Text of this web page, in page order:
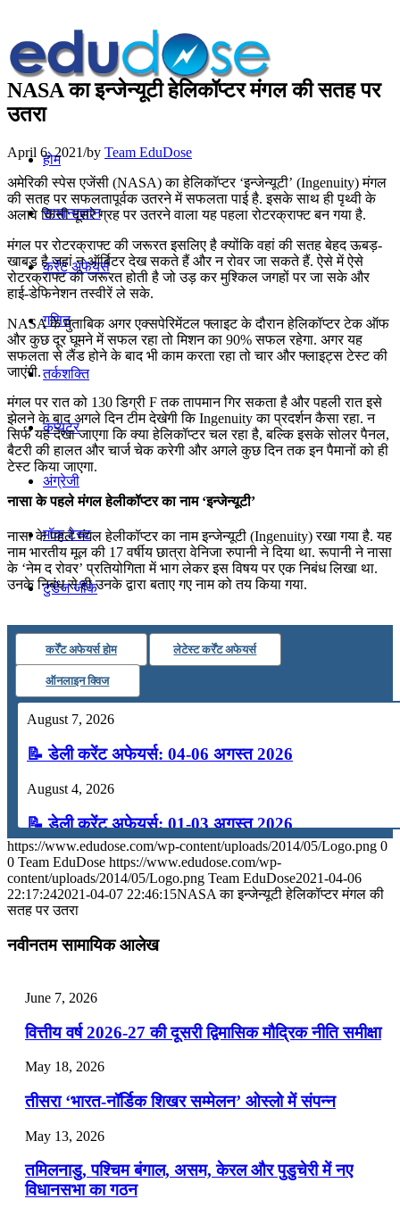
होम
सामान्यज्ञान
करेंट अफेयर्स
गणित
तर्कशक्ति
कंप्यूटर
अंग्रेजी
मॉक टेस्ट
टुडेज जीके
Menu Menu
NASA का इन्जेन्यूटी हेलिकॉप्टर मंगल की सतह पर
उतरा
April 6, 2021/by Team EduDose
अमेरिकी स्पेस एजेंसी (NASA) का हेलिकॉप्टर ‘इन्जेन्यूटी’ (Ingenuity) मंगल
की सतह पर सफलतापूर्वक उतरने में सफलता पाई है. इसके साथ ही पृथ्वी के
अलावे किसी दूसरे ग्रह पर उतरने वाला यह पहला रोटरक्राफ्ट बन गया है.
मंगल पर रोटरक्राफ्ट की जरूरत इसलिए है क्योंकि वहां की सतह बेहद ऊबड़-
खाबड़ है जहां न ऑर्बिटर देख सकते हैं और न रोवर जा सकते हैं. ऐसे में ऐसे
रोटरक्राफ्ट की जरूरत होती है जो उड़ कर मुश्किल जगहों पर जा सके और
हाई-डेफिनेशन तस्वीरें ले सके.
NASA के मुताबिक अगर एक्सपेरिमेंटल फ्लाइट के दौरान हेलिकॉप्टर टेक ऑफ
और कुछ दूर घूमने में सफल रहा तो मिशन का 90% सफल रहेगा. अगर यह
सफलता से लैंड होने के बाद भी काम करता रहा तो चार और फ्लाइट्स टेस्ट की
जाएंगी.
मंगल पर रात को 130 डिग्री F तक तापमान गिर सकता है और पहली रात इसे
झेलने के बाद अगले दिन टीम देखेगी कि Ingenuity का प्रदर्शन कैसा रहा. न
सिर्फ यह देखा जाएगा कि क्या हेलिकॉप्टर चल रहा है, बल्कि इसके सोलर पैनल,
बैटरी की हालत और चार्ज चेक करेगी और अगले कुछ दिन तक इन पैमानों को ही
टेस्ट किया जाएगा.
नासा के पहले मंगल हेलीकॉप्टर का नाम ‘इन्जेन्यूटी’
नासा के पहले मंगल हेलीकॉप्टर का नाम इन्जेन्यूटी (Ingenuity) रखा गया है. यह
नाम भारतीय मूल की 17 वर्षीय छात्रा वेनिजा रुपानी ने दिया था. रूपानी ने नासा
के ‘नेम द रोवर’ प्रतियोगिता में भाग लेकर इस विषय पर एक निबंध लिखा था.
उनके निबंध से ही उनके द्वारा बताए गए नाम को तय किया गया.
कर्रेंट अफेयर्स होम लेटेस्ट कर्रेंट अफेयर्स
ऑनलाइन क्विज
August 7, 2026
📝 डेली करेंट अफेयर्स: 04-06 अगस्त 2026
August 4, 2026
📝 डेली करेंट अफेयर्स: 01-03 अगस्त 2026
July 31, 2026
📝 डेली करेंट अफेयर्स: 28-31 जुलाई 2026
July 25, 2026
📝 डेली करेंट अफेयर्स: 22-24 जुलाई 2026
July 22, 2026
📝 डेली करेंट अफेयर्स: 19-21 जुलाई 2026
July 19, 2026
📝 डेली करेंट अफेयर्स: 16-18 जुलाई 2026
https://www.edudose.com/wp-content/uploads/2014/05/Logo.png 0
0 Team EduDose https://www.edudose.com/wp-
content/uploads/2014/05/Logo.png Team EduDose2021-04-06
22:17:242021-04-07 22:46:15NASA का इन्जेन्यूटी हेलिकॉप्टर मंगल की
सतह पर उतरा
नवीनतम सामायिक आलेख
June 7, 2026
वित्तीय वर्ष 2026-27 की दूसरी द्विमासिक मौद्रिक नीति समीक्षा
May 18, 2026
तीसरा ‘भारत-नॉर्डिक शिखर सम्मेलन’ ओस्लो में संपन्न
May 13, 2026
तमिलनाडु, पश्चिम बंगाल, असम, केरल और पुडुचेरी में नए
विधानसभा का गठन